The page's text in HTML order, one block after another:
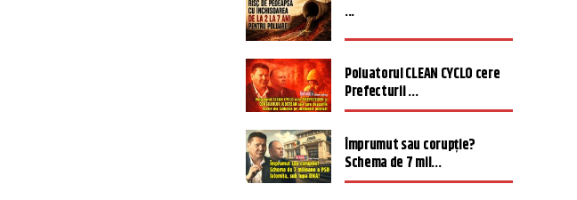
...
Poluatorul CLEAN CYCLO cere
Prefecturii ...
Împrumut sau corupție?
Schema de 7 mil...